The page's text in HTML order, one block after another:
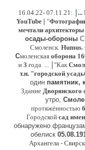
16.04.22- 07.11.21: |...
YouTube
"
мечтали
осады-обороны
Смоленск. Humus.
Смоленская оборона
и 3 года ... |"Как
т.н. "городской
один памятник,
Здание Дворянского
утро,
протяжённостью
Городской сад
обнаружено
обелиск 05.08.
Архангела -